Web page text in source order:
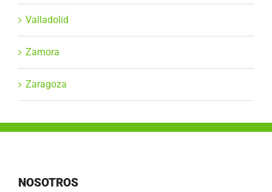
Valladolid
Zamora
Zaragoza
NOSOTROS